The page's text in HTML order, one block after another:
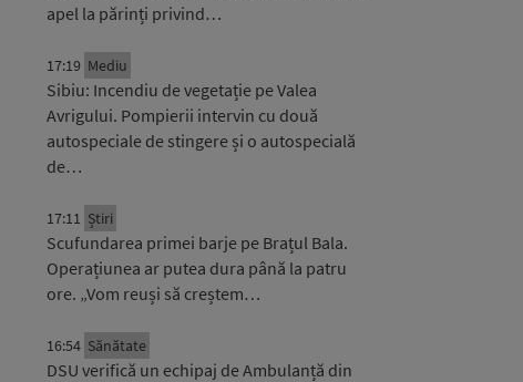
apel la părinți privind…
17:19 Mediu
Sibiu: Incendiu de vegetație pe Valea
Avrigului. Pompierii intervin cu două
autospeciale de stingere și o autospecială
de…
17:11 Știri
Scufundarea primei barje pe Brațul Bala.
Operațiunea ar putea dura până la patru
ore. „Vom reuși să creștem…
16:54 Sănătate
DSU verifică un echipaj de Ambulanță din